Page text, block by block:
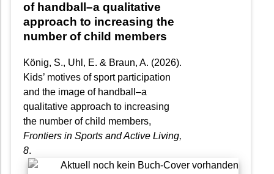
of handball–a qualitative
approach to increasing the
number of child members
König, S., Uhl, E. & Braun, A. (2026).
Kids’ motives of sport participation
and the image of handball–a
qualitative approach to increasing
the number of child members,
Frontiers in Sports and Active Living,
8.